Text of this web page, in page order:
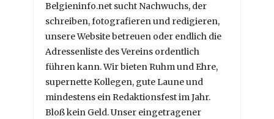
Belgieninfo.net sucht Nachwuchs, der
schreiben, fotografieren und redigieren,
unsere Website betreuen oder endlich die
Adressenliste des Vereins ordentlich
führen kann. Wir bieten Ruhm und Ehre,
supernette Kollegen, gute Laune und
mindestens ein Redaktionsfest im Jahr.
Bloß kein Geld. Unser eingetragener